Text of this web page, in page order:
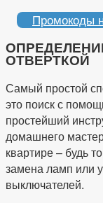
Промокоды
ОТВЕРТКОЙ
Самый простой
это поиск с
простейший
домашнего
квартире – будь
замена ламп или
выключателей.